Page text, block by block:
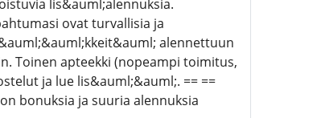
lis&auml;alennuksia.
ovat turvallisia ja
alennettuun
Toinen apteekki (nopeampi toimitus,
ja lue lis&auml;&auml;. == ==
bonuksia ja suuria alennuksia